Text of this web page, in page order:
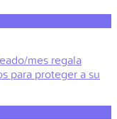
mes regala
para proteger a su